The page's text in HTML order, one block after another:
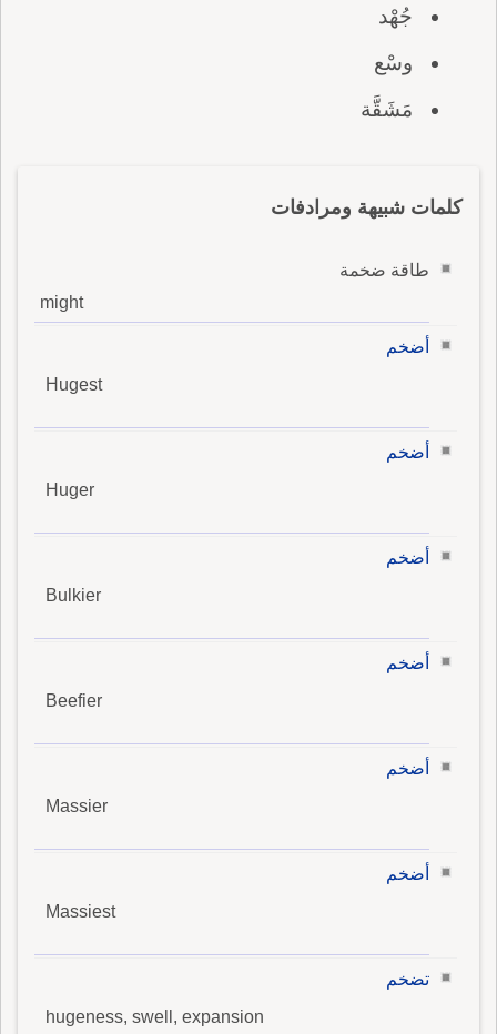
جُهْد
وسْع
مَشَقَّة
كلمات شبيهة ومرادفات
طاقة ضخمة
might
أضخم
Hugest
أضخم
Huger
أضخم
Bulkier
أضخم
Beefier
أضخم
Massier
أضخم
Massiest
تضخم
hugeness, swell, expansion